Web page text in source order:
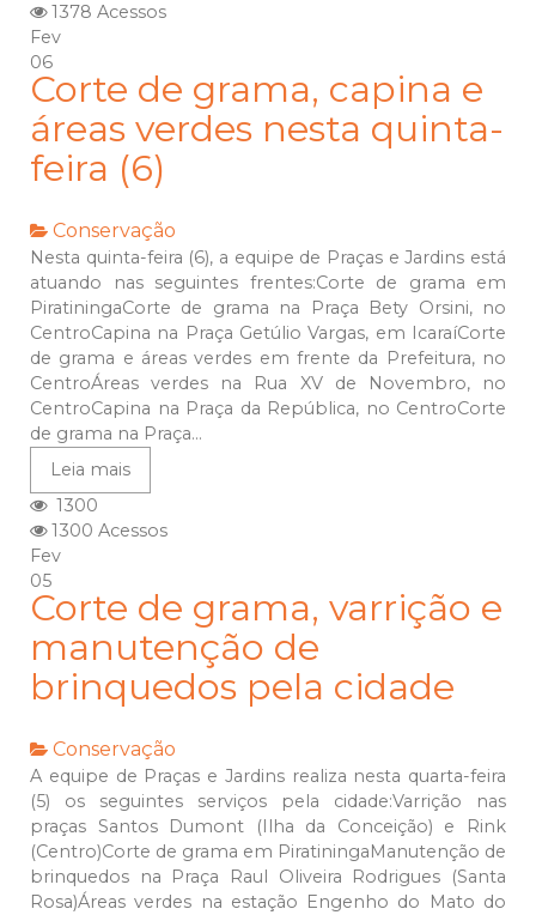
1378 Acessos
Fev
06
Corte de grama, capina e
áreas verdes nesta quinta-
feira (6)
Conservação
Nesta quinta-feira (6), a equipe de Praças e Jardins está
atuando nas seguintes frentes:Corte de grama em
PiratiningaCorte de grama na Praça Bety Orsini, no
CentroCapina na Praça Getúlio Vargas, em IcaraíCorte
de grama e áreas verdes em frente da Prefeitura, no
CentroÁreas verdes na Rua XV de Novembro, no
CentroCapina na Praça da República, no CentroCorte
de grama na Praça...
Leia mais
1300
1300 Acessos
Fev
05
Corte de grama, varrição e
manutenção de
brinquedos pela cidade
Conservação
A equipe de Praças e Jardins realiza nesta quarta-feira
(5) os seguintes serviços pela cidade:Varrição nas
praças Santos Dumont (Ilha da Conceição) e Rink
(Centro)Corte de grama em PiratiningaManutenção de
brinquedos na Praça Raul Oliveira Rodrigues (Santa
Rosa)Áreas verdes na estação Engenho do Mato do